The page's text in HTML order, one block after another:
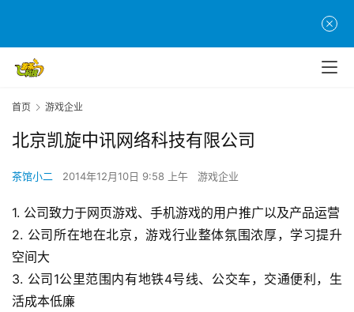
页
游
原
戏
业
界
首页 游戏企业
北京凯旋中讯网络科技有限公司
茶馆小二 2014年12月10日 9:58 上午 游戏企业
1. 公司致力于网页游戏、手机游戏的用户推广以及产品运营
2. 公司所在地在北京，游戏行业整体氛围浓厚，学习提升
空间大
3. 公司1公里范围内有地铁4号线、公交车，交通便利，生
活成本低廉